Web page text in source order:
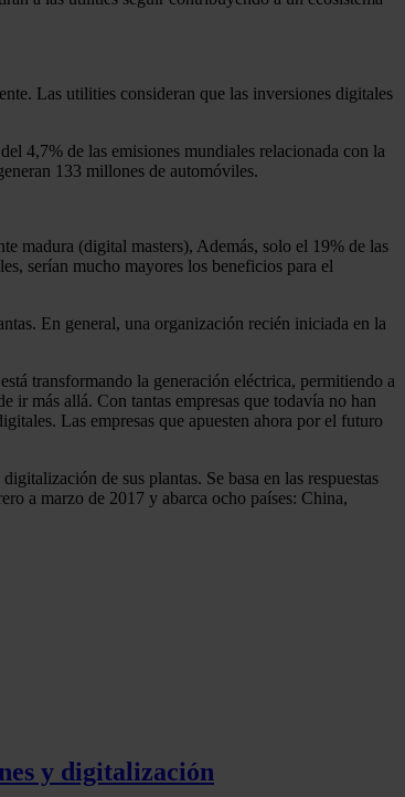
Las utilities consideran que las inversiones digitales
4,7% de las emisiones mundiales relacionada con la
133 millones de automóviles.
madura (digital masters), Además, solo el 19% de las
serían mucho mayores los beneficios para el
En general, una organización recién iniciada en la
transformando la generación eléctrica, permitiendo a
ir más allá. Con tantas empresas que todavía no han
Las empresas que apuesten ahora por el futuro
de sus plantas. Se basa en las respuestas
a marzo de 2017 y abarca ocho países: China,
y digitalización